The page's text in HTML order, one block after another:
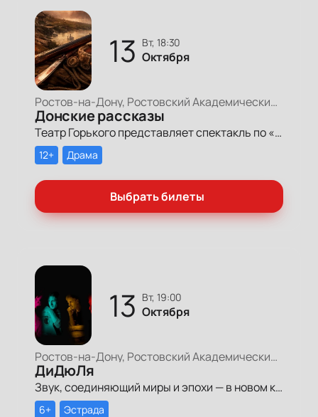
13 вт, 18:30
Октября
Ростов-на-Дону, Ростовский Академический Театр Драмы, Малая сцена
Донские рассказы
Театр Горького представляет спектакль по «Донским рассказам» Михаила Шолохова.
12+ Драма
Выбрать билеты
13 вт, 19:00
Октября
Ростов-на-Дону, Ростовский Академический Театр Драмы, Большая сцена
ДиДюЛя
Звук, соединяющий миры и эпохи — в новом концерте гитариста-виртуоза и композитора ДиДюЛи.
6+ Эстрада